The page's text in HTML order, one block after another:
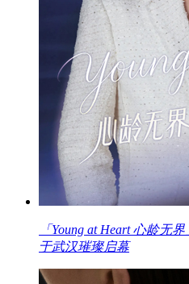
「Young at Heart 心龄无
于武汉璀璨启幕